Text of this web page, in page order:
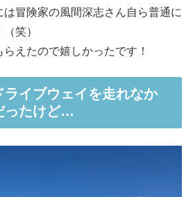
冒険家の風間深志さん自ら普通に
笑）
えたので嬉しかったです！
ライブウェイを走れなか
ったけど…